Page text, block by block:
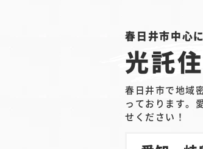
春日井市中心
光託
春日井市で地域
っております。
せください！